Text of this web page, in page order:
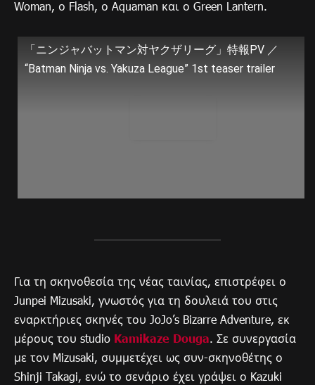
Woman, ο Flash, ο Aquaman και ο Green Lantern.
「ニンジャバットマン対ヤクザリーグ」特報PV ／
“Batman Ninja vs. Yakuza League” 1st teaser trailer
Για τη σκηνοθεσία της νέας ταινίας, επιστρέφει ο
Junpei Mizusaki, γνωστός για τη δουλειά του στις
εναρκτήριες σκηνές του JoJo’s Bizarre Adventure, εκ
μέρους του studio Kamikaze Douga. Σε συνεργασία
με τον Mizusaki, συμμετέχει ως συν-σκηνοθέτης ο
Shinji Takagi, ενώ το σενάριο έχει γράψει ο Kazuki